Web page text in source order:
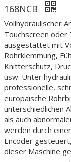
168NCB
Vollhydraulischer
Touchscreen oder
ausgestattet mit
Rohrklemmung,
Knitterschutz,
usw. Unter
professionelle,
europäische
unterschiedlichen
als auch
werden durch
Encoder
dieser Maschine